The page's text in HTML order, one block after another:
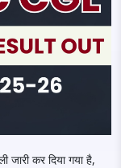
कर दिया गया है,